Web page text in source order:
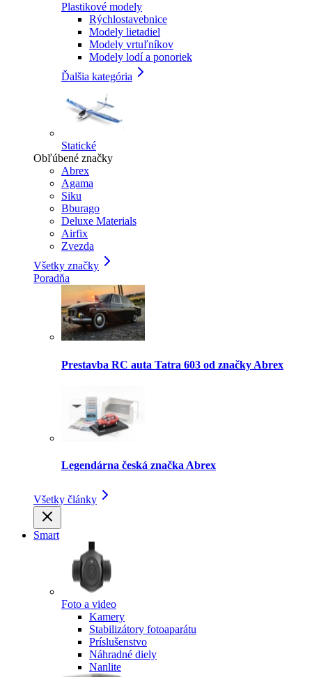
Plastikové modely
Rýchlostavebnice
Modely lietadiel
Modely vrtuľníkov
Modely lodí a ponoriek
Ďalšia kategória
Statické
Obľúbené značky
Abrex
Agama
Siku
Bburago
Deluxe Materials
Airfix
Zvezda
Všetky značky
Poradňa
Prestavba RC auta Tatra 603 od značky Abrex
Legendárna česká značka Abrex
Všetky články
Smart
Foto a video
Kamery
Stabilizátory fotoaparátu
Príslušenstvo
Náhradné diely
Nanlite